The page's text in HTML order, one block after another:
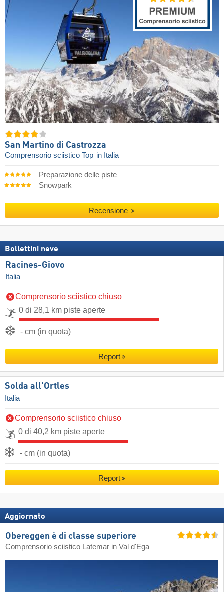
San Martino di Castrozza
Comprensorio sciistico Top in Italia
Preparazione delle piste
Snowpark
Recensione
Bollettini neve
Racines-Giovo
Italia
Comprensorio sciistico chiuso
0 di 28,1 km piste aperte
- cm (in quota)
Report
Solda all'Ortles
Italia
Comprensorio sciistico chiuso
0 di 40,2 km piste aperte
- cm (in quota)
Report
Aggiornato
Obereggen è di classe superiore
Comprensorio sciistico Latemar in Val d'Ega